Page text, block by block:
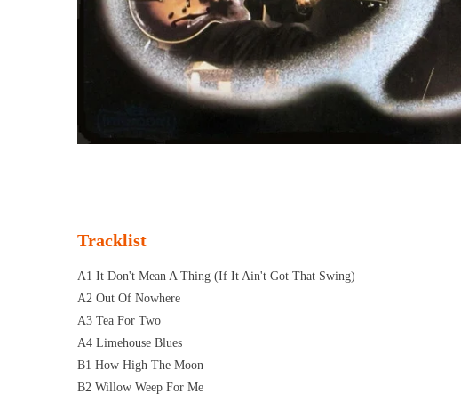
Tracklist
A1 It Don't Mean A Thing (If It Ain't Got That Swing)
A2 Out Of Nowhere
A3 Tea For Two
A4 Limehouse Blues
B1 How High The Moon
B2 Willow Weep For Me